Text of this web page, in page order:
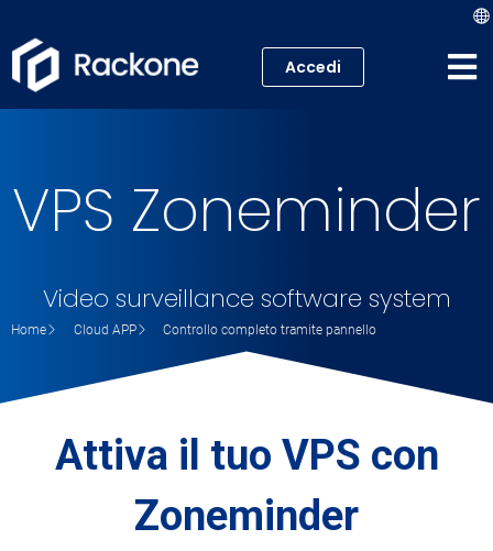
Cloud
Server
Academy
Sicurezza
Accedi
VPS Zoneminder
Video surveillance software system
Home Cloud APP Controllo completo tramite pannello
Attiva il tuo VPS con
Zoneminder